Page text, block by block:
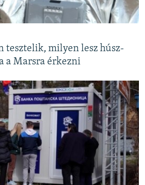
tesztelik, milyen lesz húsz-
a Marsra érkezni